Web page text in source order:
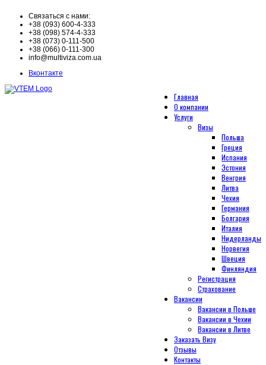
Связаться с нами:
+38 (093) 600-4-333
+38 (098) 574-4-333
+38 (073) 0-111-500
+38 (066) 0-111-300
info@multiviza.com.ua
Вконтакте
Главная
О компании
Услуги
Визы
Польша
Греция
Испания
Эстония
Венгрия
Литва
Чехия
Германия
Болгария
Италия
Нидерланды
Норвегия
Швеция
Финляндия
Регистрация
Страхование
Вакансии
Вакансии в Польше
Вакансии в Чехии
Вакансии в Литве
Заказать Визу
Отзывы
Контакты